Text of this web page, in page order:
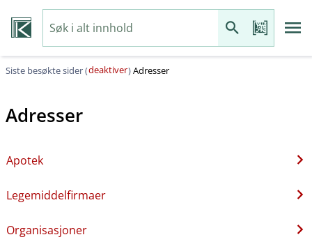
Siste besøkte sider (deaktiver)Adresser
Adresser
Apotek
Legemiddelfirmaer
Organisasjoner